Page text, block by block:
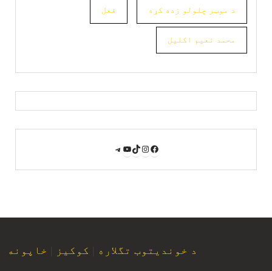
د موټر چلولو زده کړه فعل
محمد نعیم اکلیل
Facebook
Instagram
TikTok
YouTube
Telegram
د خوندیتوب تگلاره کوکیز خاپونه